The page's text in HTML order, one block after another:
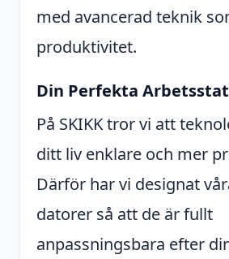
med avancerad teknik
produktivitet.
Din Perfekta
På SKIKK tror vi att
ditt liv enklare och mer
Därför har vi designat
datorer så att de är fullt
anpassningsbara efter